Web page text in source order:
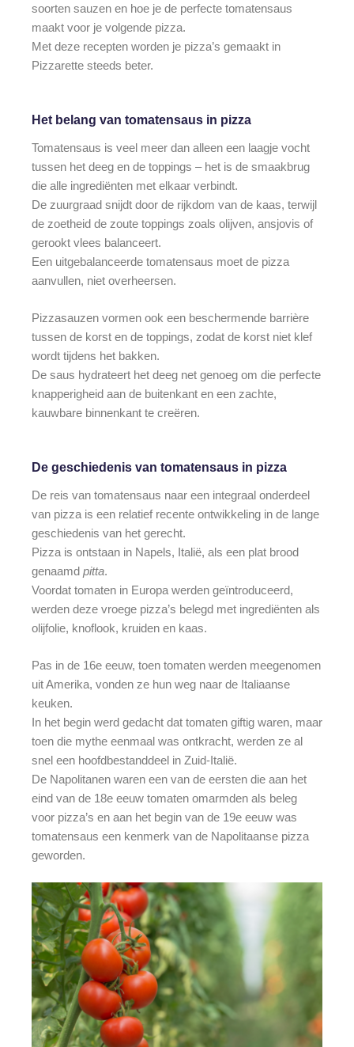
soorten sauzen en hoe je de perfecte tomatensaus
maakt voor je volgende pizza.
Met deze recepten worden je pizza’s gemaakt in
Pizzarette steeds beter.
Het belang van tomatensaus in pizza
Tomatensaus is veel meer dan alleen een laagje vocht
tussen het deeg en de toppings – het is de smaakbrug
die alle ingrediënten met elkaar verbindt.
De zuurgraad snijdt door de rijkdom van de kaas, terwijl
de zoetheid de zoute toppings zoals olijven, ansjovis of
gerookt vlees balanceert.
Een uitgebalanceerde tomatensaus moet de pizza
aanvullen, niet overheersen.
Pizzasauzen vormen ook een beschermende barrière
tussen de korst en de toppings, zodat de korst niet klef
wordt tijdens het bakken.
De saus hydrateert het deeg net genoeg om die perfecte
knapperigheid aan de buitenkant en een zachte,
kauwbare binnenkant te creëren.
De geschiedenis van tomatensaus in pizza
De reis van tomatensaus naar een integraal onderdeel
van pizza is een relatief recente ontwikkeling in de lange
geschiedenis van het gerecht.
Pizza is ontstaan in Napels, Italië, als een plat brood
genaamd pitta.
Voordat tomaten in Europa werden geïntroduceerd,
werden deze vroege pizza’s belegd met ingrediënten als
olijfolie, knoflook, kruiden en kaas.
Pas in de 16e eeuw, toen tomaten werden meegenomen
uit Amerika, vonden ze hun weg naar de Italiaanse
keuken.
In het begin werd gedacht dat tomaten giftig waren, maar
toen die mythe eenmaal was ontkracht, werden ze al
snel een hoofdbestanddeel in Zuid-Italië.
De Napolitanen waren een van de eersten die aan het
eind van de 18e eeuw tomaten omarmden als beleg
voor pizza’s en aan het begin van de 19e eeuw was
tomatensaus een kenmerk van de Napolitaanse pizza
geworden.